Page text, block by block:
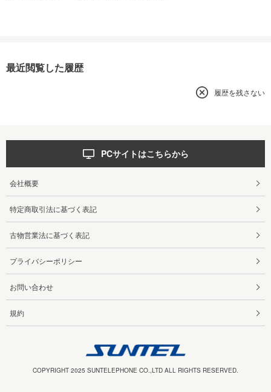
最近閲覧した履歴
履歴を残さない
PCサイトはこちらから
会社概要
特定商取引法に基づく表記
古物営業法に基づく表記
プライバシーポリシー
お問い合わせ
規約
COPYRIGHT 2025 SUNTELEPHONE CO.,LTD ALL RIGHTS RESERVED.